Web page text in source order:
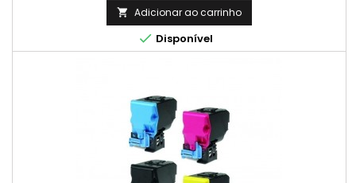
 Adicionar ao carrinho
 Disponível